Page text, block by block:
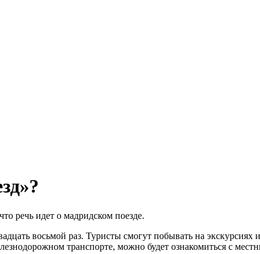
речь идет о мадридском поезде.
восьмой раз. Туристы смогут побывать на экскурсиях
транспорте, можно будет ознакомиться с